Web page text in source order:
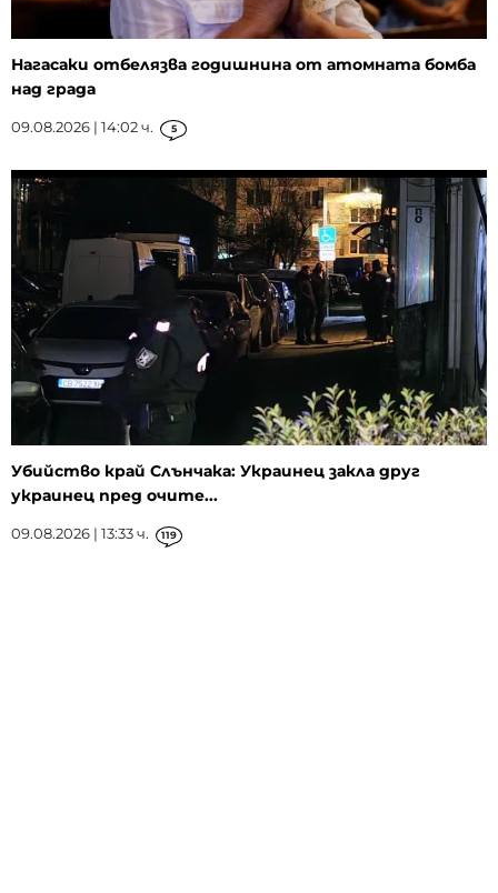
Нагасаки отбелязва годишнина от атомната бомба
над града
09.08.2026 | 14:02 ч. 5
Убийство край Слънчака: Украинец закла друг
украинец пред очите...
09.08.2026 | 13:33 ч. 119